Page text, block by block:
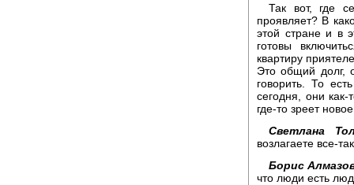
Так вот, где
проявляет? В
этой стране и в
готовы
квартиру
Это общий долг,
говорить. То
сегодня, они
где-то зреет
Светлана
возлагаете все-
Борис
что люди есть